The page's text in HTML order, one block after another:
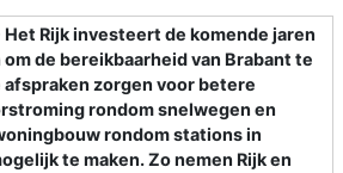
Het Rijk investeert de komende jaren
de bereikbaarheid van Brabant te
zorgen voor betere
rondom snelwegen en
rondom stations in
te maken. Zo nemen Rijk en